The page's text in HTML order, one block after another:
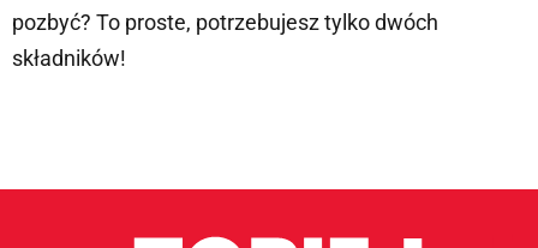
pozbyć? To proste, potrzebujesz tylko dwóch
składników!